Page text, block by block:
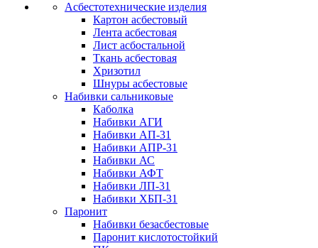
Асбестотехнические изделия
Картон асбестовый
Лента асбестовая
Лист асбостальной
Ткань асбестовая
Хризотил
Шнуры асбестовые
Набивки сальниковые
Каболка
Набивки АГИ
Набивки АП-31
Набивки АПР-31
Набивки АС
Набивки АФТ
Набивки ЛП-31
Набивки ХБП-31
Паронит
Набивки безасбестовые
Паронит кислотостойкий